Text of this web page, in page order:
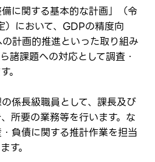
する
た方
る
に関する基本的な計画」（令
において、GDPの精度向
計画的推進といった取り組み
諸課題への対応として調査・
。
係長級職員として、課長及び
所要の業務等を行います。な
負債に関する推計作業を担当
す。